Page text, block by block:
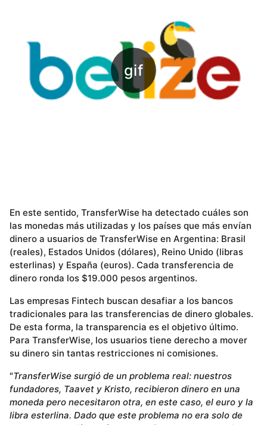
En este sentido, TransferWise ha detectado cuáles son
las monedas más utilizadas y los países que más envían
dinero a usuarios de TransferWise en Argentina: Brasil
(reales), Estados Unidos (dólares), Reino Unido (libras
esterlinas) y España (euros). Cada transferencia de
dinero ronda los $19.000 pesos argentinos.
Las empresas Fintech buscan desafiar a los bancos
tradicionales para las transferencias de dinero globales.
De esta forma, la transparencia es el objetivo último.
Para TransferWise, los usuarios tiene derecho a mover
su dinero sin tantas restricciones ni comisiones.
"TransferWise surgió de un problema real: nuestros
fundadores, Taavet y Kristo, recibieron dinero en una
moneda pero necesitaron otra, en este caso, el euro y la
libra esterlina. Dado que este problema no era solo de